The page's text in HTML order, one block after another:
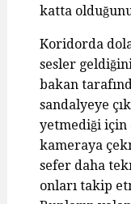
katta
Koridorda
sesler
bakan
sandalyeye
yetmediği için
kameraya
sefer daha
onları takip